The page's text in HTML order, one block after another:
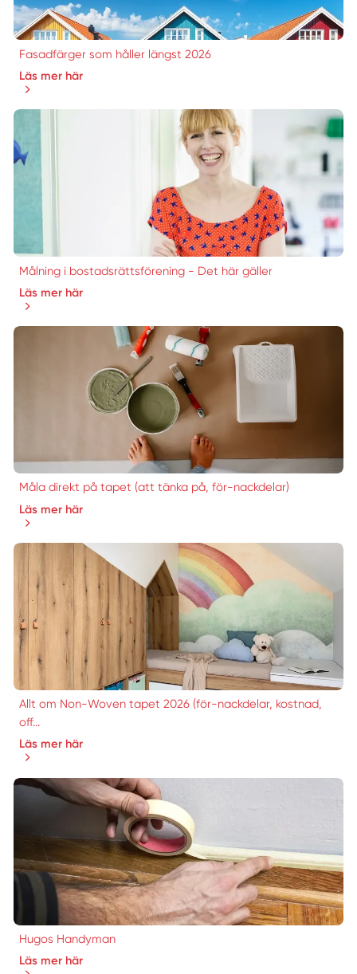
Fasadfärger som håller längst 2026
Läs mer här
Målning i bostadsrättsförening - Det här gäller
Läs mer här
Måla direkt på tapet (att tänka på, för-nackdelar)
Läs mer här
Allt om Non-Woven tapet 2026 (för-nackdelar, kostnad,
off...
Läs mer här
Hugos Handyman
Läs mer här